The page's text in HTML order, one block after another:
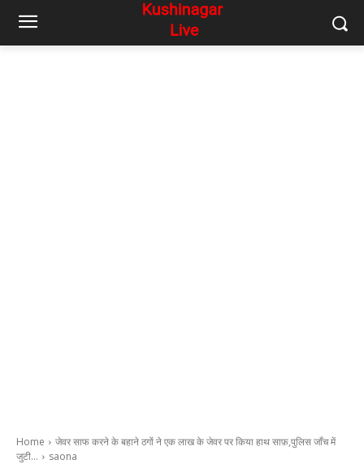
Home
जेवर साफ करने के बहाने ठगों ने एक लाख के जेवर पर किया हाथ साफ़,पुलिस जाँच में
जुटी…
saona